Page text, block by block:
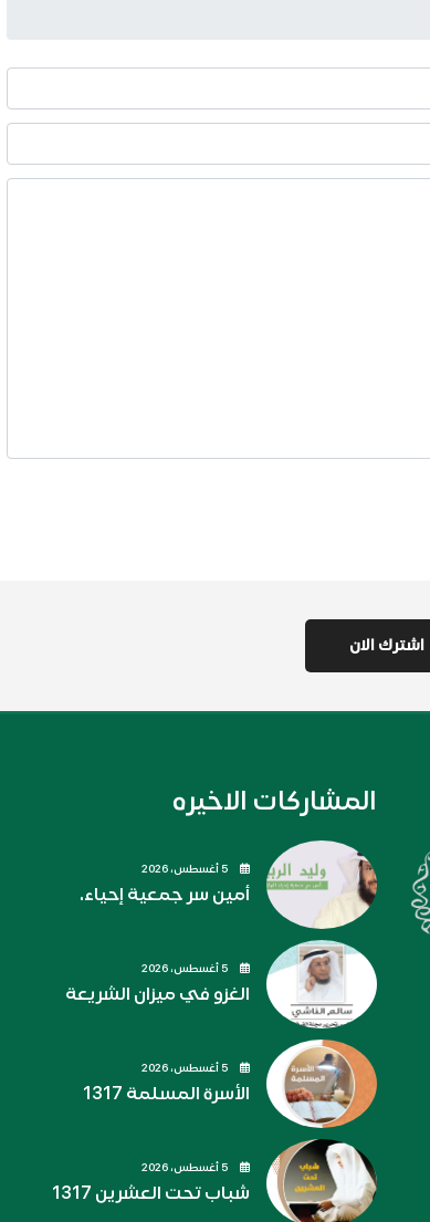
المشاركات الاخيره
أمين سر جمعية إحياء.
الغزو في ميزان الشريعة
الأسرة المسلمة 1317
شباب تحت العشرين 1317